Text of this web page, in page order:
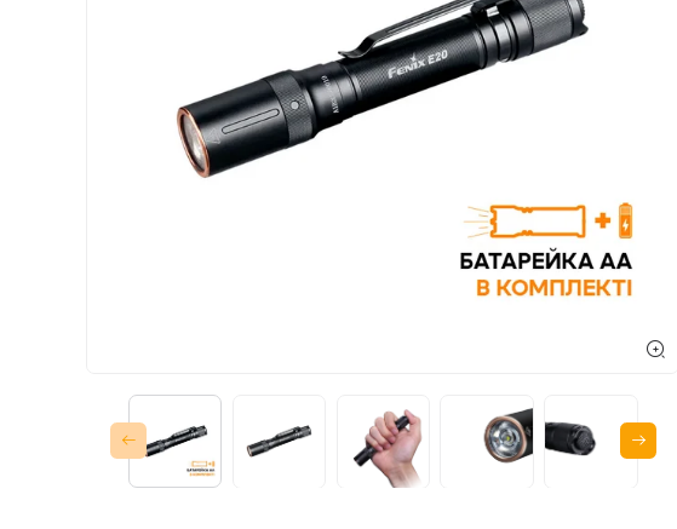
Акумулятори Fenix
Зарядні пристрої Fenix